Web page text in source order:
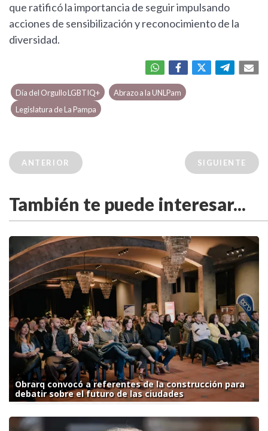
que ratificó la importancia de seguir impulsando
acciones de sensibilización y reconocimiento de la
diversidad.
Día del Orgullo LGBTIQ+
Abrazo a la UNLPam
Legislatura de La Pampa
ANTERIOR SIGUIENTE
También te puede interesar...
Obrarq convocó a referentes de la construcción para
debatir sobre el futuro de las ciudades